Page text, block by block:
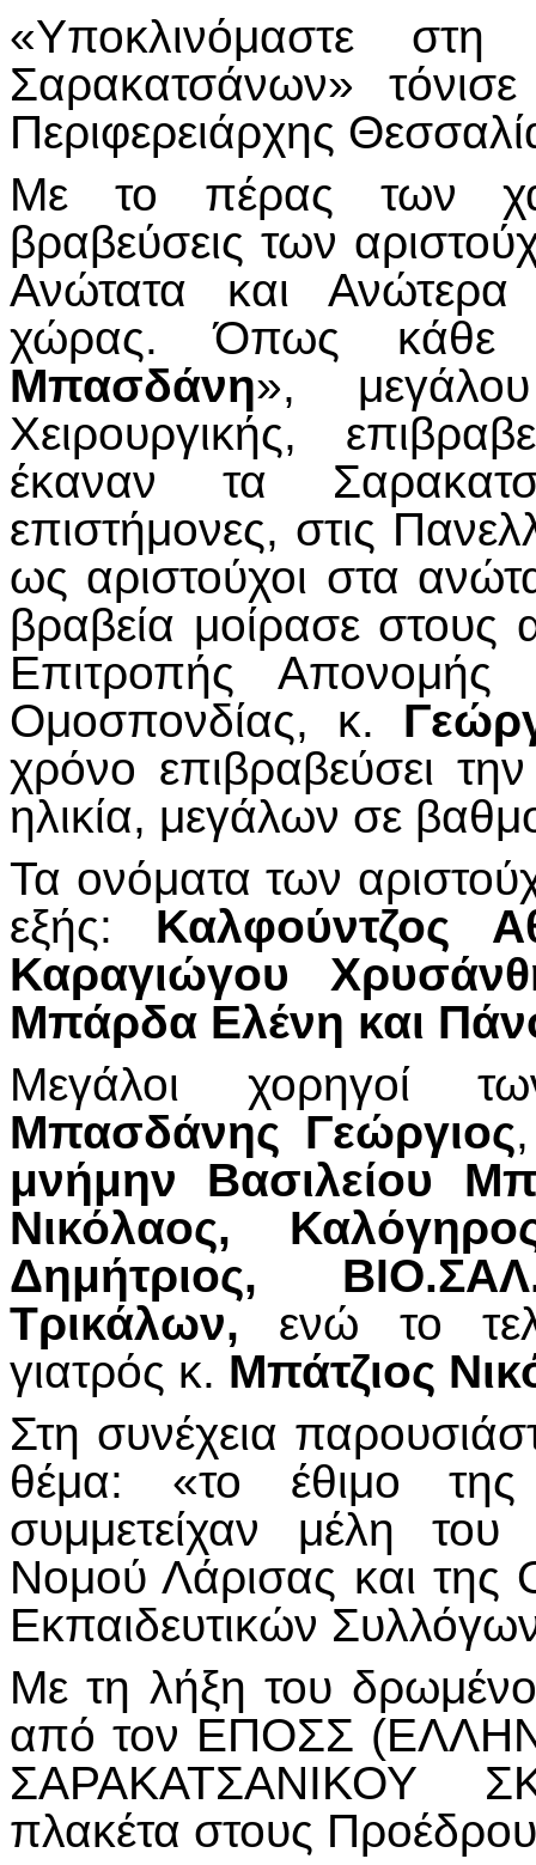
«Υποκλινόμαστε
Σαρακατσάνων»
Περιφερειάρχης
Με το πέρας των
βραβεύσεις των
Ανώτατα και Ανώτερα
χώρας. Όπως
Μπασδάνη»,
Χειρουργικής,
έκαναν τα
επιστήμονες, στις
ως αριστούχοι στα
βραβεία μοίρασε στους
Επιτροπής Απονομής
Ομοσπονδίας, κ.
χρόνο επιβραβεύσει
ηλικία, μεγάλων σε
Τα ονόματα των
εξής: Καλφούντζος
Καραγιώγου
Μπάρδα Ελένη και
Μεγάλοι χορηγοί
Μπασδάνης Γεώργιος
μνήμην Βασιλείου
Νικόλαος,
Δημήτριος,
Τρικάλων, ενώ το
γιατρός κ. Μπάτζιος
Στη συνέχεια
θέμα: «το έθιμο της
συμμετείχαν μέλη
Νομού Λάρισας και της
Εκπαιδευτικών
Με τη λήξη του
από τον ΕΠΟΣΣ
ΣΑΡΑΚΑΤΣΑΝΙΚΟΥ
πλακέτα στους